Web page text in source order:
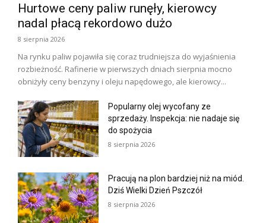
Hurtowe ceny paliw runęły, kierowcy
nadal płacą rekordowo dużo
8 sierpnia 2026
Na rynku paliw pojawiła się coraz trudniejsza do wyjaśnienia
rozbieżność. Rafinerie w pierwszych dniach sierpnia mocno
obniżyły ceny benzyny i oleju napędowego, ale kierowcy...
Popularny olej wycofany ze
sprzedaży. Inspekcja: nie nadaje się
do spożycia
8 sierpnia 2026
Pracują na plon bardziej niż na miód.
Dziś Wielki Dzień Pszczół
8 sierpnia 2026